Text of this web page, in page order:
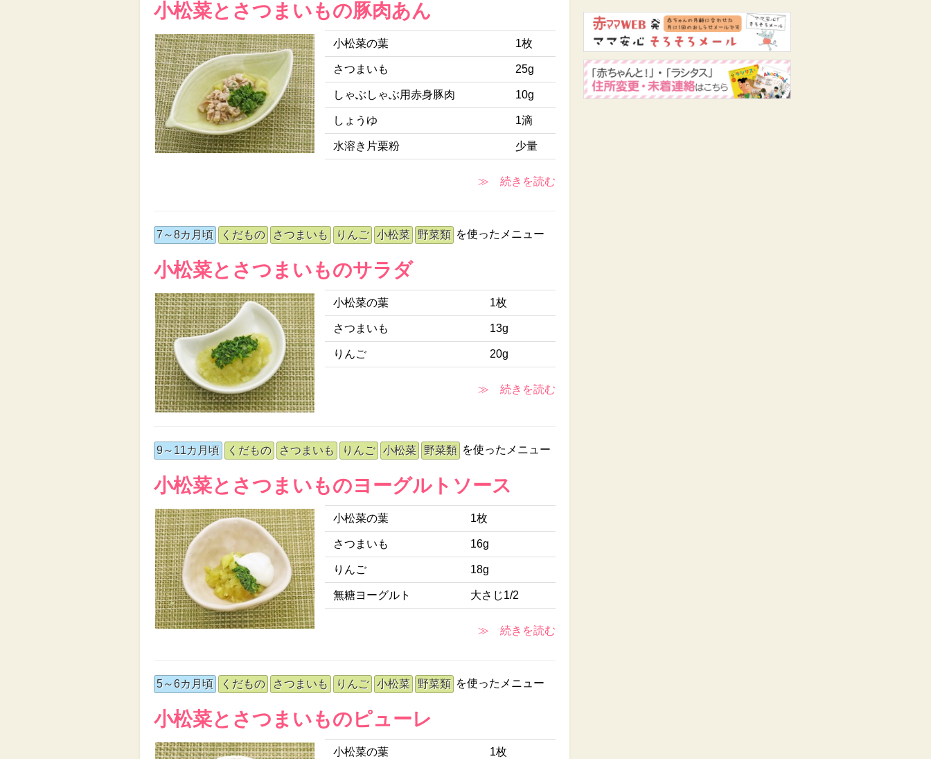
小松菜とさつまいもの豚肉あん
小松菜の葉 1枚
さつまいも 25g
しゃぶしゃぶ用赤身豚肉 10g
しょうゆ 1滴
水溶き片栗粉 少量
≫ 続きを読む
7～8カ月頃 くだもの さつまいも りんご 小松菜 野菜類 を使ったメニュー
小松菜とさつまいものサラダ
小松菜の葉 1枚
さつまいも 13g
りんご 20g
≫ 続きを読む
9～11カ月頃 くだもの さつまいも りんご 小松菜 野菜類 を使ったメニュー
小松菜とさつまいものヨーグルトソース
小松菜の葉 1枚
さつまいも 16g
りんご 18g
無糖ヨーグルト 大さじ1/2
≫ 続きを読む
5～6カ月頃 くだもの さつまいも りんご 小松菜 野菜類 を使ったメニュー
小松菜とさつまいものピューレ
小松菜の葉 1枚